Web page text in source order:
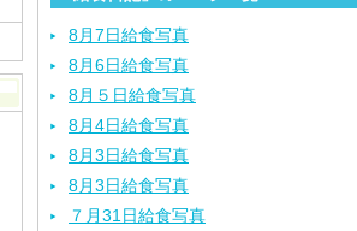
8月7日給食写真
8月6日給食写真
8月５日給食写真
8月4日給食写真
8月3日給食写真
8月3日給食写真
７月31日給食写真